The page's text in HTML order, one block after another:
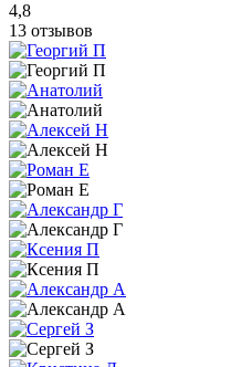
4,8
13 отзывов